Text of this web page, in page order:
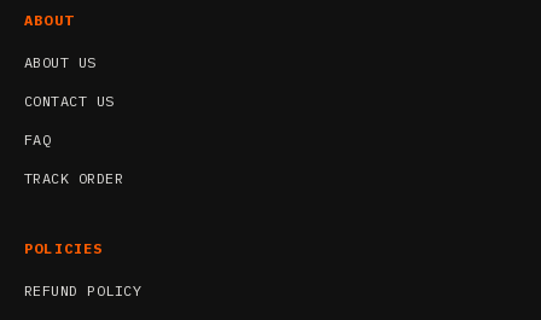
ABOUT
ABOUT US
CONTACT US
FAQ
TRACK ORDER
POLICIES
REFUND POLICY